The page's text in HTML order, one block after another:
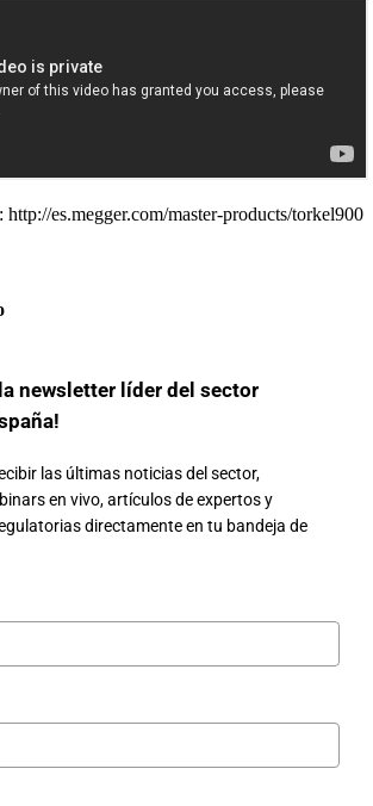
es.megger.com/master-products/torkel900
newsletter líder del sector
las últimas noticias del sector,
en vivo, artículos de expertos y
directamente en tu bandeja de